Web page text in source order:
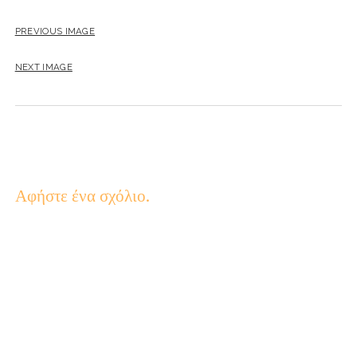
PREVIOUS IMAGE
NEXT IMAGE
Αφήστε ένα σχόλιο.